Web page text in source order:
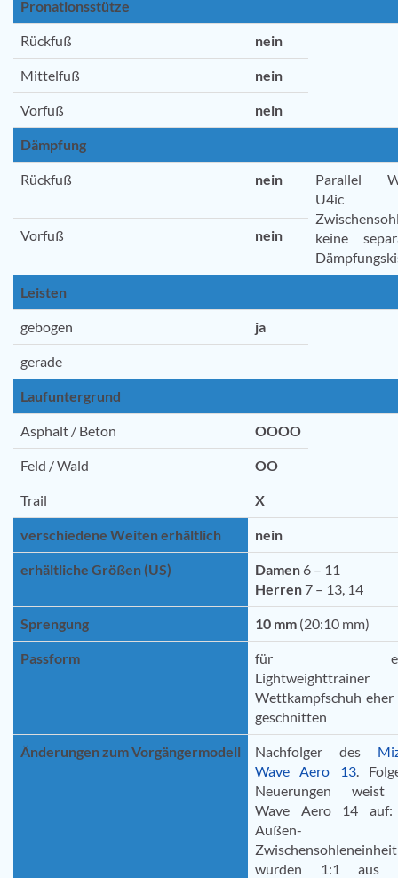
Pronationsstütze
Rückfuß nein
Mittelfuß nein
Vorfuß nein
Dämpfung
Rückfuß nein
Parallel
U4ic
keine
Vorfuß nein
Leisten
gebogen ja
gerade
Laufuntergrund
Asphalt / Beton OOOO
Feld / Wald OO
Trail X
verschiedene Weiten erhältlich nein
erhältliche Größen (US) Damen 6 – 11
Herren 7 – 13, 14
Sprengung 10 mm (20:10 mm)
Passform
für
Wettkampfschuh
geschnitten
Änderungen zum Vorgängermodell Nachfolger des
Wave Aero 13.
Neuerungen
Wave Aero 14 auf:
Außen-
Zwischensohleneinheit
wurden 1:1 aus